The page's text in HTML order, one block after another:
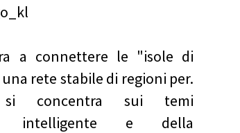
a connettere le "isole di
rete stabile di regioni per.
concentra sui temi
intelligente e della